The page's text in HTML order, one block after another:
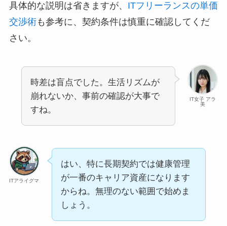
具体的な説明は省きますが、 ITフリーランスの単価
交渉術も参考に、契約条件は慎重に確認してくだ
さい。
IT女子 アラ
美
時差は盲点でした。生活リズムが
崩れないか、事前の確認が大事で
すね。
ITアライグマ
はい、特に長期契約では健康管理
が一番のキャリア資産になります
からね。無理のない範囲で始めま
しょう。